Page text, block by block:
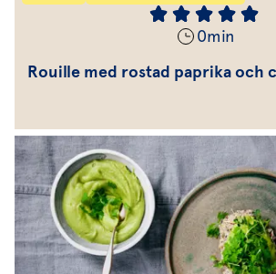
0min
Rouille med rostad paprika och